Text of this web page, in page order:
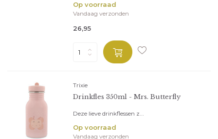
Op voorraad
Vandaag verzonden
26,95
Trixie
Drinkfles 350ml - Mrs. Butterfly
Deze lieve drinkflessen z...
Op voorraad
Vandaag verzonden